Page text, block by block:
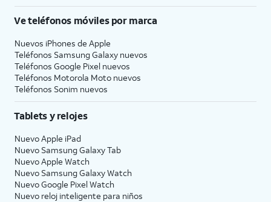
Ve teléfonos móviles por marca
Nuevos iPhones de Apple
Teléfonos Samsung Galaxy nuevos
Teléfonos Google Pixel nuevos
Teléfonos Motorola Moto nuevos
Teléfonos Sonim nuevos
Tablets y relojes
Nuevo Apple iPad
Nuevo Samsung Galaxy Tab
Nuevo Apple Watch
Nuevo Samsung Galaxy Watch
Nuevo Google Pixel Watch
Nuevo reloj inteligente para niños